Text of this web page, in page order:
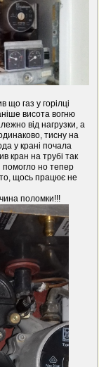
що газ у горілці
висота вогню
від нагрузки, а
тисну на
у крані почала
кран на трубі так
помогло но тепер
то, щось працює не
поломки!!!